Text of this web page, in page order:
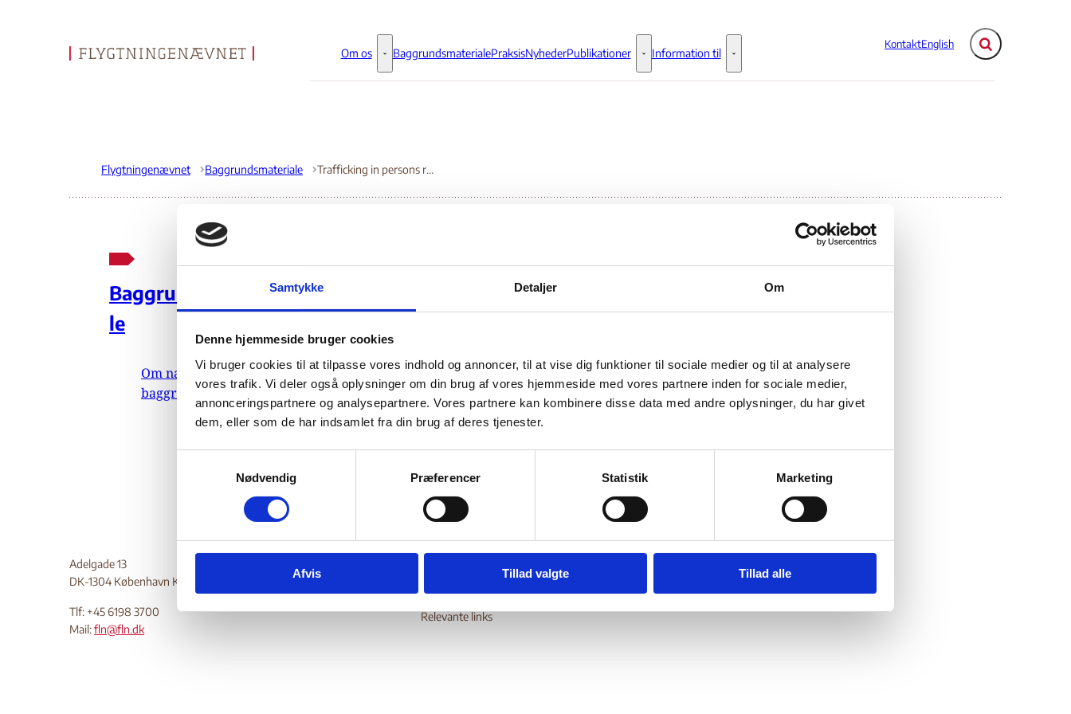
Samtykke Detaljer Om
Denne hjemmeside bruger cookies
Vi bruger cookies til at tilpasse vores indhold og annoncer, til at vise dig funktioner til sociale medier og til at analysere
vores trafik. Vi deler også oplysninger om din brug af vores hjemmeside med vores partnere inden for sociale medier,
annonceringspartnere og analysepartnere. Vores partnere kan kombinere disse data med andre oplysninger, du har givet
dem, eller som de har indsamlet fra din brug af deres tjenester.
v
Nødvendig Præferencer Statistik Marketing
Afvis Tillad valgte Tillad alle
Gå til forsiden
KontaktEnglish Fold søgefelt ud
Om os Om os - Flere links
BaggrundsmaterialePraksisNyhederPublikationer Publikationer - Flere links
Information til Information til - Flere links
Flygtningenævnet Baggrundsmateriale Trafficking in persons report 2018 – Macau
Baggrundsmateria
le
Om nævnets
baggrundsmateriale
Trafficking in persons
report 2018 – Macau
27.06.2018 Bilag 495US Department of State (USDoS)Kina (II)
Indeholder oplysninger om menneskehandel, herunder om bekæmpelse af
menneskehandel.
Download
Adelgade 13
DK-1304 København K
Tlf: +45 6198 3700
Mail:fln@fln.dk
Digital Post - Virksomheder
Relevante links